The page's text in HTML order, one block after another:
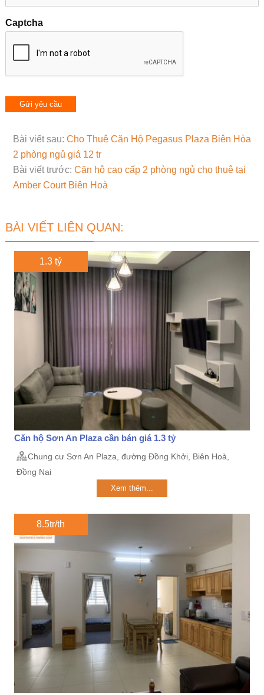
Captcha
Bài viết sau: Cho Thuê Căn Hộ Pegasus Plaza Biên Hòa
2 phòng ngủ giá 12 tr
Bài viết trước: Căn hộ cao cấp 2 phòng ngủ cho thuê tại
Amber Court Biên Hoà
BÀI VIẾT LIÊN QUAN:
1.3 tỷ
Căn hộ Sơn An Plaza cần bán giá 1.3 tỷ
Chung cư Sơn An Plaza, đường Đồng Khởi, Biên Hoà,
Đồng Nai
Xem thêm...
8.5tr/th